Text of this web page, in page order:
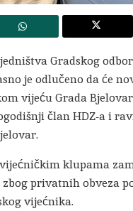
Gradskog
je odlučeno da će
vijeću Grada
član HDZ-a i
klupama
privatnih obveza
vijećnika.